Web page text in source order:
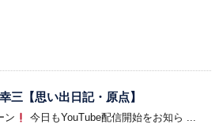
三【思い出日記・原点】
ン 今日もYouTube配信開始をお知ら ...